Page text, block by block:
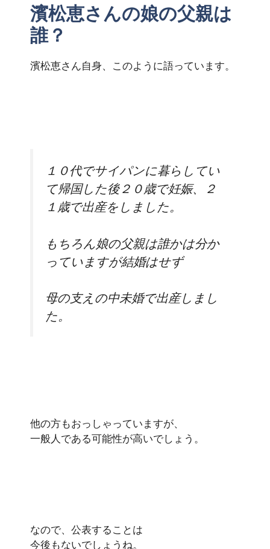
濱松恵さんの娘の父親は
誰？
濱松恵さん自身、このように語っています。
１０代でサイパンに暮らしてい
て帰国した後２０歳で妊娠、２
１歳で出産をしました。
もちろん娘の父親は誰かは分か
っていますが結婚はせず
母の支えの中未婚で出産しまし
た。
他の方もおっしゃっていますが、
一般人である可能性が高いでしょう。
なので、公表することは
今後もないでしょうね。